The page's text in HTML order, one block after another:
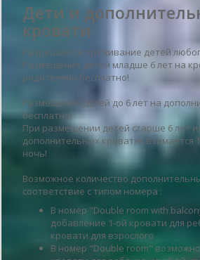
Дети и
кровати
Разрешается проживание детей
Размещение детей младше 6 лет на
родителями бесплатно!
Размещение детей до 6 лет на
бесплатно!
При размещении детей старше 6 лет
дополнительных кроватях взимается
ночь!
Возможное количество
соответствие с типом номера :
В номер "Double room with
добавление 1-ой кровати для
кровати для взрослого
В номер "Double room"